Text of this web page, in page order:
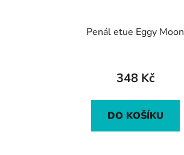
Penál etue Eggy Moon
348 Kč
DO KOŠÍKU